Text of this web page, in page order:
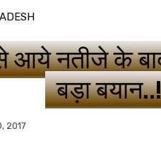
आये नतीजे के
बड़ा
2017